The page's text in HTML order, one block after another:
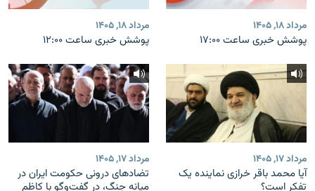
مرداد ۱۸, ۱۴۰۵
پوشش خبری ساعت ۱۷:۰۰
مرداد ۱۸, ۱۴۰۵
پوشش خبری ساعت ۱۲:۰۰
مرداد ۱۷, ۱۴۰۵
آیا محمد باقر خرازی نماینده یک
تفکر است؟
مرداد ۱۷, ۱۴۰۵
تضادهای درونی حکومت ایران در
میانه جنگ، در گفت‌‌وگو با کاظم